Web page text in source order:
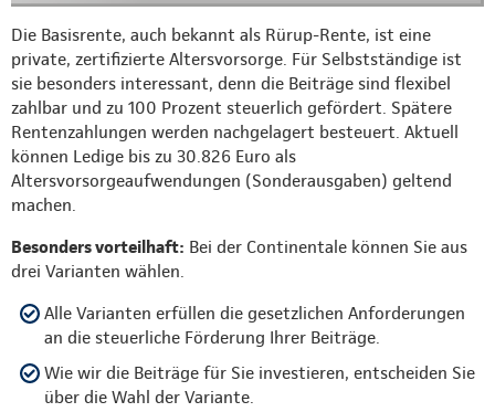
Die Basisrente, auch bekannt als Rürup-Rente, ist eine
private, zertifizierte Altersvorsorge. Für Selbstständige ist
sie besonders interessant, denn die Beiträge sind flexibel
zahlbar und zu 100 Prozent steuerlich gefördert. Spätere
Rentenzahlungen werden nachgelagert besteuert. Aktuell
können Ledige bis zu 30.826 Euro als
Altersvorsorgeaufwendungen (Sonderausgaben) geltend
machen.
Besonders vorteilhaft: Bei der Continentale können Sie aus
drei Varianten wählen.
Alle Varianten erfüllen die gesetzlichen Anforderungen
an die steuerliche Förderung Ihrer Beiträge.
Wie wir die Beiträge für Sie investieren, entscheiden Sie
über die Wahl der Variante.